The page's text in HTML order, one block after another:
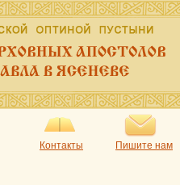
Контакты Пишите нам